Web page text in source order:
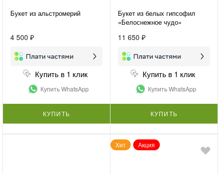
Букет из альстромерий
4 500 ₽
Купить в 1 клик
Купить WhatsApp
КУПИТЬ
Букет из белых гипсофил
«Белоснежное чудо»
11 650 ₽
Купить в 1 клик
Купить WhatsApp
КУПИТЬ
Хит Акция